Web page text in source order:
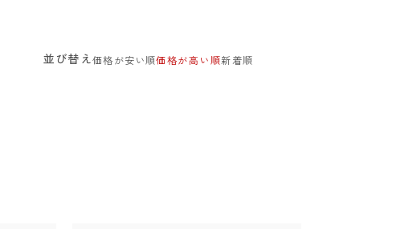
並び替え価格が安い順価格が高い順新着順